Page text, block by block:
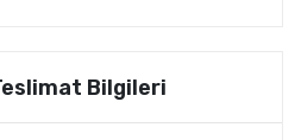
Bilgileri